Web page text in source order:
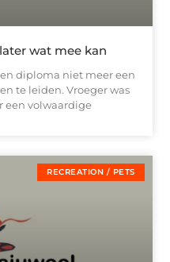
wat mee kan
diploma niet meer een
te leiden. Vroeger was
een volwaardige
RECREATION / PETS